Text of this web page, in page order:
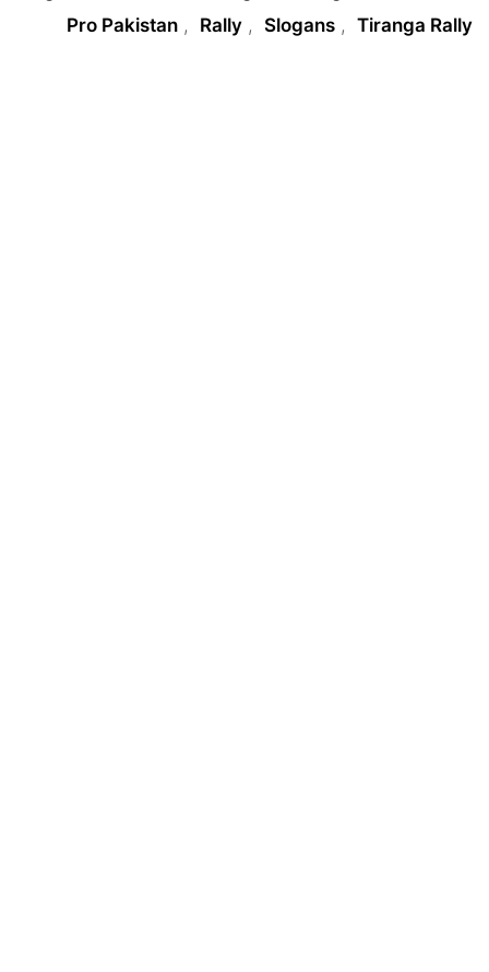
Pro Pakistan , Rally , Slogans , Tiranga Rally